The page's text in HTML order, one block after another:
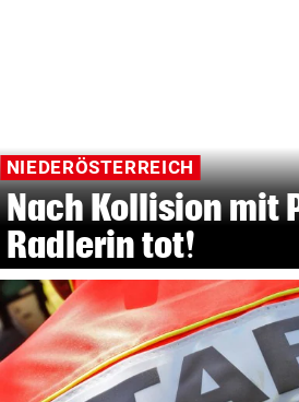
NIEDERÖSTERREICH
Nach Kollision mit
Radlerin tot!